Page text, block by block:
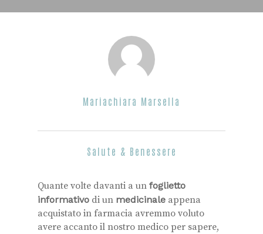
Mariachiara Marsella
Salute & Benessere
Quante volte davanti a un foglietto
informativo di un medicinale appena
acquistato in farmacia avremmo voluto
avere accanto il nostro medico per sapere,